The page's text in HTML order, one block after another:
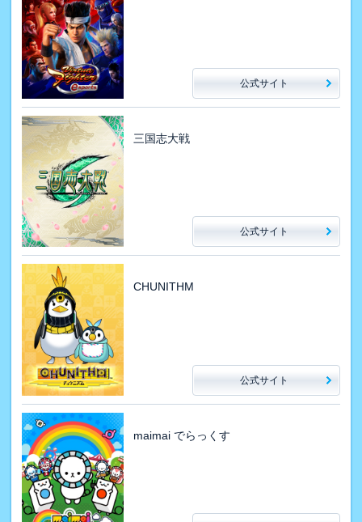
公式サイト
三国志大戦
公式サイト
CHUNITHM
公式サイト
maimai でらっくす